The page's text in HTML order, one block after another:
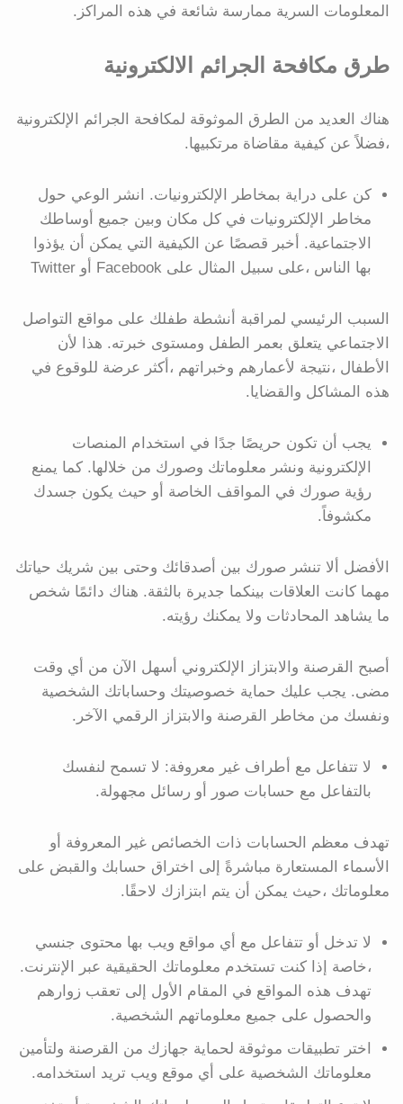
المعلومات السرية ممارسة شائعة في هذه المراكز.
طرق مكافحة الجرائم الالكترونية
هناك العديد من الطرق الموثوقة لمكافحة الجرائم الإلكترونية
،فضلاً عن كيفية مقاضاة مرتكبيها.
كن على دراية بمخاطر الإلكترونيات. انشر الوعي حول
مخاطر الإلكترونيات في كل مكان وبين جميع أوساطك
الاجتماعية. أخبر قصصًا عن الكيفية التي يمكن أن يؤذوا
بها الناس ،على سبيل المثال على Facebook أو Twitter
السبب الرئيسي لمراقبة أنشطة طفلك على مواقع التواصل
الاجتماعي يتعلق بعمر الطفل ومستوى خبرته. هذا لأن
الأطفال ،نتيجة لأعمارهم وخبراتهم ،أكثر عرضة للوقوع في
هذه المشاكل والقضايا.
يجب أن تكون حريصًا جدًا في استخدام المنصات
الإلكترونية ونشر معلوماتك وصورك من خلالها. كما يمنع
رؤية صورك في المواقف الخاصة أو حيث يكون جسدك
مكشوفاً.
الأفضل ألا تنشر صورك بين أصدقائك وحتى بين شريك حياتك
مهما كانت العلاقات بينكما جديرة بالثقة. هناك دائمًا شخص
ما يشاهد المحادثات ولا يمكنك رؤيته.
أصبح القرصنة والابتزاز الإلكتروني أسهل الآن من أي وقت
مضى. يجب عليك حماية خصوصيتك وحساباتك الشخصية
ونفسك من مخاطر القرصنة والابتزاز الرقمي الآخر.
لا تتفاعل مع أطراف غير معروفة: لا تسمح لنفسك
بالتفاعل مع حسابات صور أو رسائل مجهولة.
تهدف معظم الحسابات ذات الخصائص غير المعروفة أو
الأسماء المستعارة مباشرةً إلى اختراق حسابك والقبض على
معلوماتك ،حيث يمكن أن يتم ابتزازك لاحقًا.
لا تدخل أو تتفاعل مع أي مواقع ويب بها محتوى جنسي
،خاصة إذا كنت تستخدم معلوماتك الحقيقية عبر الإنترنت.
تهدف هذه المواقع في المقام الأول إلى تعقب زوارهم
والحصول على جميع معلوماتهم الشخصية.
اختر تطبيقات موثوقة لحماية جهازك من القرصنة ولتأمين
معلوماتك الشخصية على أي موقع ويب تريد استخدامه.